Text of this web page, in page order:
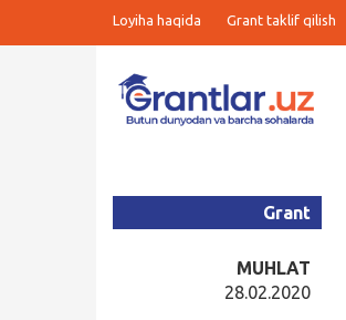
Loyiha haqida Grant taklif qilish
Grant
MUHLAT
28.02.2020